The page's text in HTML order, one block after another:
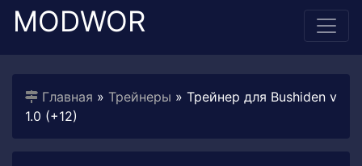
MODWOR
Главная » Трейнеры » Трейнер для Bushiden v
1.0 (+12)